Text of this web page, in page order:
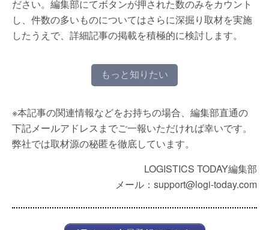
ださい。編集部にてボタンが押された数のみをカウント
し、件数の多いものについてはさらに深掘り取材を実施
したうえで、詳細記事の掲載を積極的に検討します。
もっと知りたい
※本記事の関連情報などをお持ちの場合、編集部直通の
下記メールアドレスまでご一報いただければ幸いです。
弊社では取材源の秘匿を徹底しています。
LOGISTICS TODAY編集部
メール：support@logi-today.com